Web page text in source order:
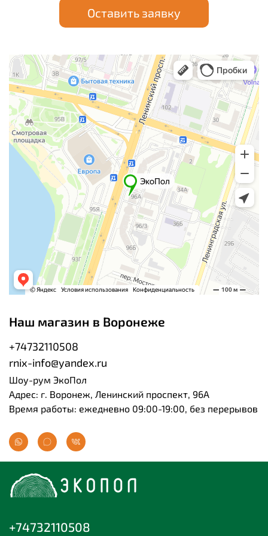
Оставить заявку
Наш магазин в Воронеже
+74732110508
rnix-info@yandex.ru
Шоу-рум ЭкоПол
Адрес: г. Воронеж, Ленинский проспект, 96А
Время работы: ежедневно 09:00-19:00, без перерывов
+74732110508